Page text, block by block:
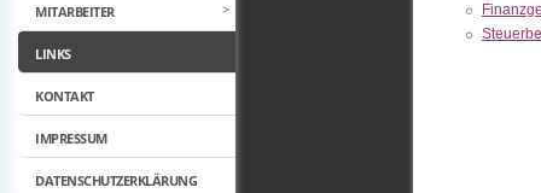
MITARBEITER
LINKS
KONTAKT
IMPRESSUM
DATENSCHUTZERKLÄRUNG